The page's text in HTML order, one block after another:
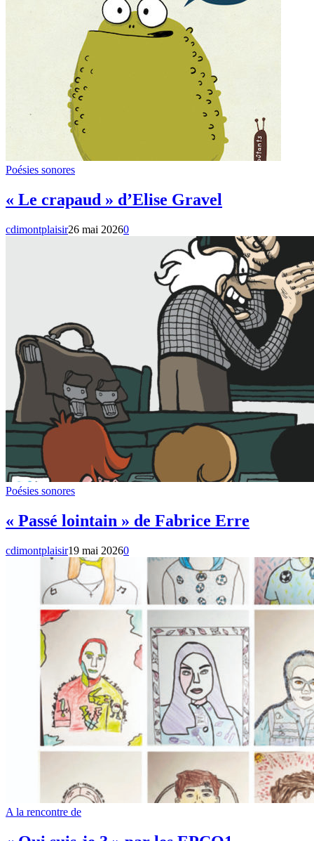
Poésies sonores
« Le crapaud » d’Elise Gravel
cdimontplaisir26 mai 20260
Poésies sonores
« Passé lointain » de Fabrice Erre
cdimontplaisir19 mai 20260
A la rencontre de